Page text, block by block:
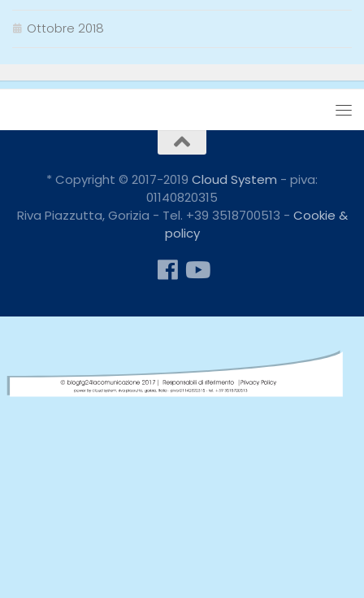
Ottobre 2018
* Copyright © 2017-2019 Cloud System - piva:
01140820315
Riva Piazzutta, Gorizia - Tel. +39 3518700513 - Cookie &
policy